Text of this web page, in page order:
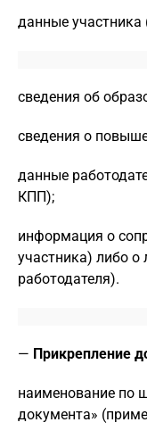
данные
сведения об
сведения о
данные
КПП);
информация о
участника) либо
работодателя).
— Прикрепление
наименование по
документа»